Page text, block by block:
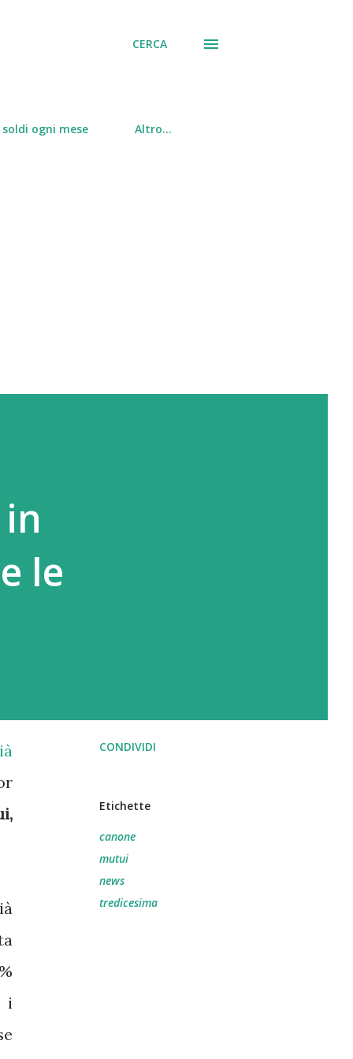
CERCA
ogni mese Altro…
le
i
CONDIVIDI
Etichette
canone
mutui
news
tredicesima